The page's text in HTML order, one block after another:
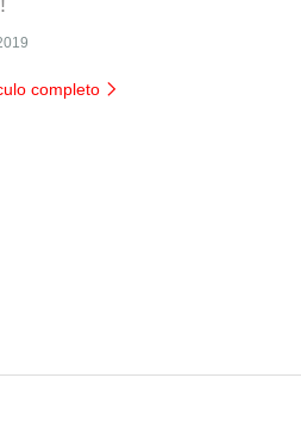
completo